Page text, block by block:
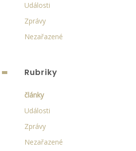
Události
Zprávy
Nezařazené
Rubriky
články
Události
Zprávy
Nezařazené